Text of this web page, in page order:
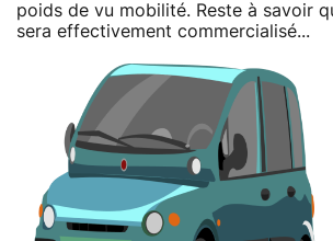
poids de vu mobilité. Reste à savoir
sera effectivement commercialisé...